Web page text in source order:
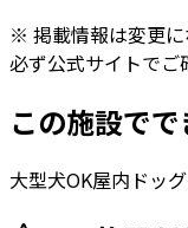
※ 掲載情報は変更
必ず公式サイトでご
この施設で
大型犬OK屋内ドッ